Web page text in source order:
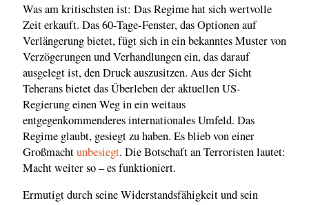
Was am kritischsten ist: Das Regime hat sich wertvolle
Zeit erkauft. Das 60-Tage-Fenster, das Optionen auf
Verlängerung bietet, fügt sich in ein bekanntes Muster von
Verzögerungen und Verhandlungen ein, das darauf
ausgelegt ist, den Druck auszusitzen. Aus der Sicht
Teherans bietet das Überleben der aktuellen US-
Regierung einen Weg in ein weitaus
entgegenkommenderes internationales Umfeld. Das
Regime glaubt, gesiegt zu haben. Es blieb von einer
Großmachtunbesiegt. Die Botschaft an Terroristen lautet:
Macht weiter so – es funktioniert.
Ermutigt durch seine Widerstandsfähigkeit und sein